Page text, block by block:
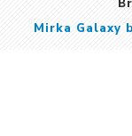
Mirka Galaxy